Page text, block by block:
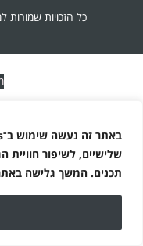
באתר זה נעשה שימוש ב־
שלישיים, לשיפור חוויית
תכנים. המשך גלישה
כל הזכויות שמורות